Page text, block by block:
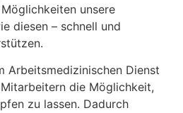
unsere
diesen – schnell und
Arbeitsmedizinischen Dienst
die Möglichkeit,
zu lassen. Dadurch